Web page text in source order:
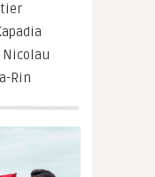
Nicolau
Rin